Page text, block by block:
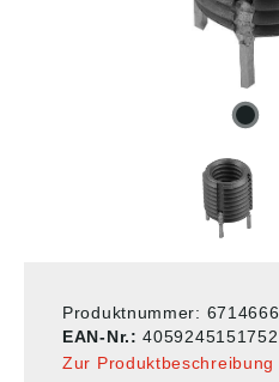
Produktnummer: 6714666
EAN-Nr.:4059245151752
Zur Produktbeschreibung